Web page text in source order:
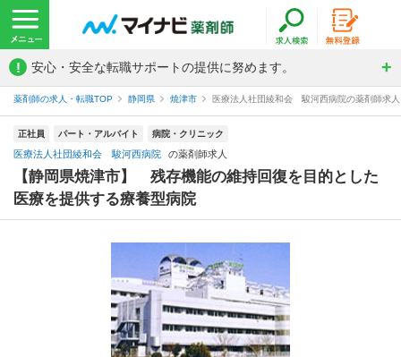
! 安心・安全な転職サポートの提供に努めます。
薬剤師の求人・転職TOP 静岡県 焼津市 医療法人社団綾和会 駿河西病院の薬剤師求人
正社員 パート・アルバイト 病院・クリニック
医療法人社団綾和会 駿河西病院 の薬剤師求人
【静岡県焼津市】 残存機能の維持回復を目的とした
医療を提供する療養型病院